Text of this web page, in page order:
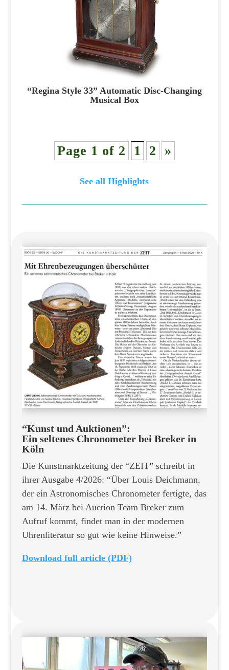
“Regina Style 33” Automatic Disc-Changing
Musical Box
Page 1 of 2 1 2 »
See all Highlights
“Kunst und Auktionen”:
Ein seltenes Chronometer bei Breker in
Köln
Die Kunstmarktzeitung der “ZEIT” schreibt in
ihrer Ausgabe 4/2026: “Über Louis Deichmann,
der ein Astronomisches Chronometer fertigte, das
am 14. März bei Auction Team Breker zum
Aufruf kommt, findet man in der modernen
Uhrenliteratur so gut wie keine Hinweise.”
Download full article (PDF)